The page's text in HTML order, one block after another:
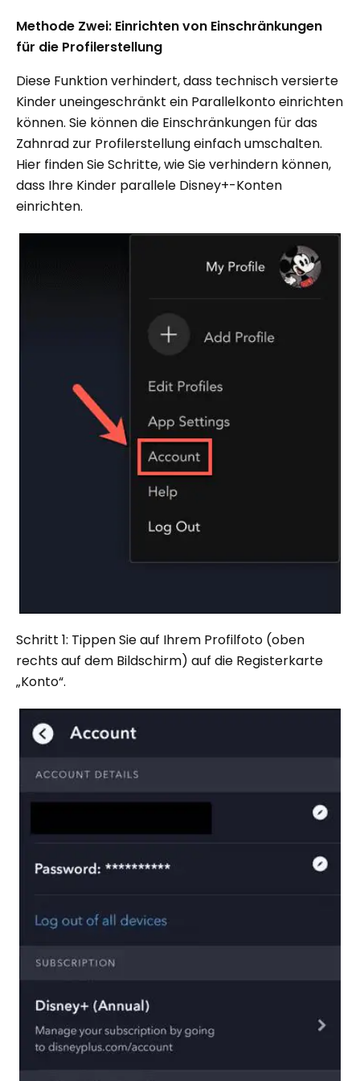
Methode Zwei: Einrichten von Einschränkungen
für die Profilerstellung
Diese Funktion verhindert, dass technisch versierte
Kinder uneingeschränkt ein Parallelkonto einrichten
können. Sie können die Einschränkungen für das
Zahnrad zur Profilerstellung einfach umschalten.
Hier finden Sie Schritte, wie Sie verhindern können,
dass Ihre Kinder parallele Disney+-Konten
einrichten.
Schritt 1: Tippen Sie auf Ihrem Profilfoto (oben
rechts auf dem Bildschirm) auf die Registerkarte
„Konto“.